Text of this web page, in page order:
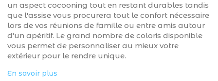
un aspect cocooning tout en restant durables tandis
que l'assise vous procurera tout le confort nécessaire
lors de vos réunions de famille ou entre amis autour
d'un apéritif. Le grand nombre de coloris disponible
vous permet de personnaliser au mieux votre
extérieur pour le rendre unique.
En savoir plus